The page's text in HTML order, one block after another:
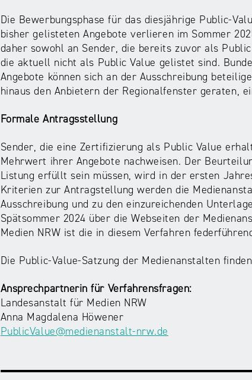
Die Bewerbungsphase für das diesjährige Public-
bisher gelisteten Angebote verlieren im Sommer
daher sowohl an Sender, die bereits zuvor als
die aktuell nicht als Public Value gelistet sind.
Angebote können sich an der Ausschreibung
hinaus den Anbietern der Regionalfenster geraten,
Formale Antragsstellung
Sender, die eine Zertifizierung als Public Value
Mehrwert ihrer Angebote nachweisen. Der
Listung erfüllt sein müssen, wird in der ersten
Kriterien zur Antragstellung werden die
Ausschreibung und zu den einzureichenden
Spätsommer 2024 über die Webseiten der
Medien NRW ist die in diesem Verfahren
Die Public-Value-Satzung der Medienanstalten
Ansprechpartnerin für Verfahrensfragen:
Landesanstalt für Medien NRW
Anna Magdalena Höwener
PublicValue@medienanstalt-nrw.de